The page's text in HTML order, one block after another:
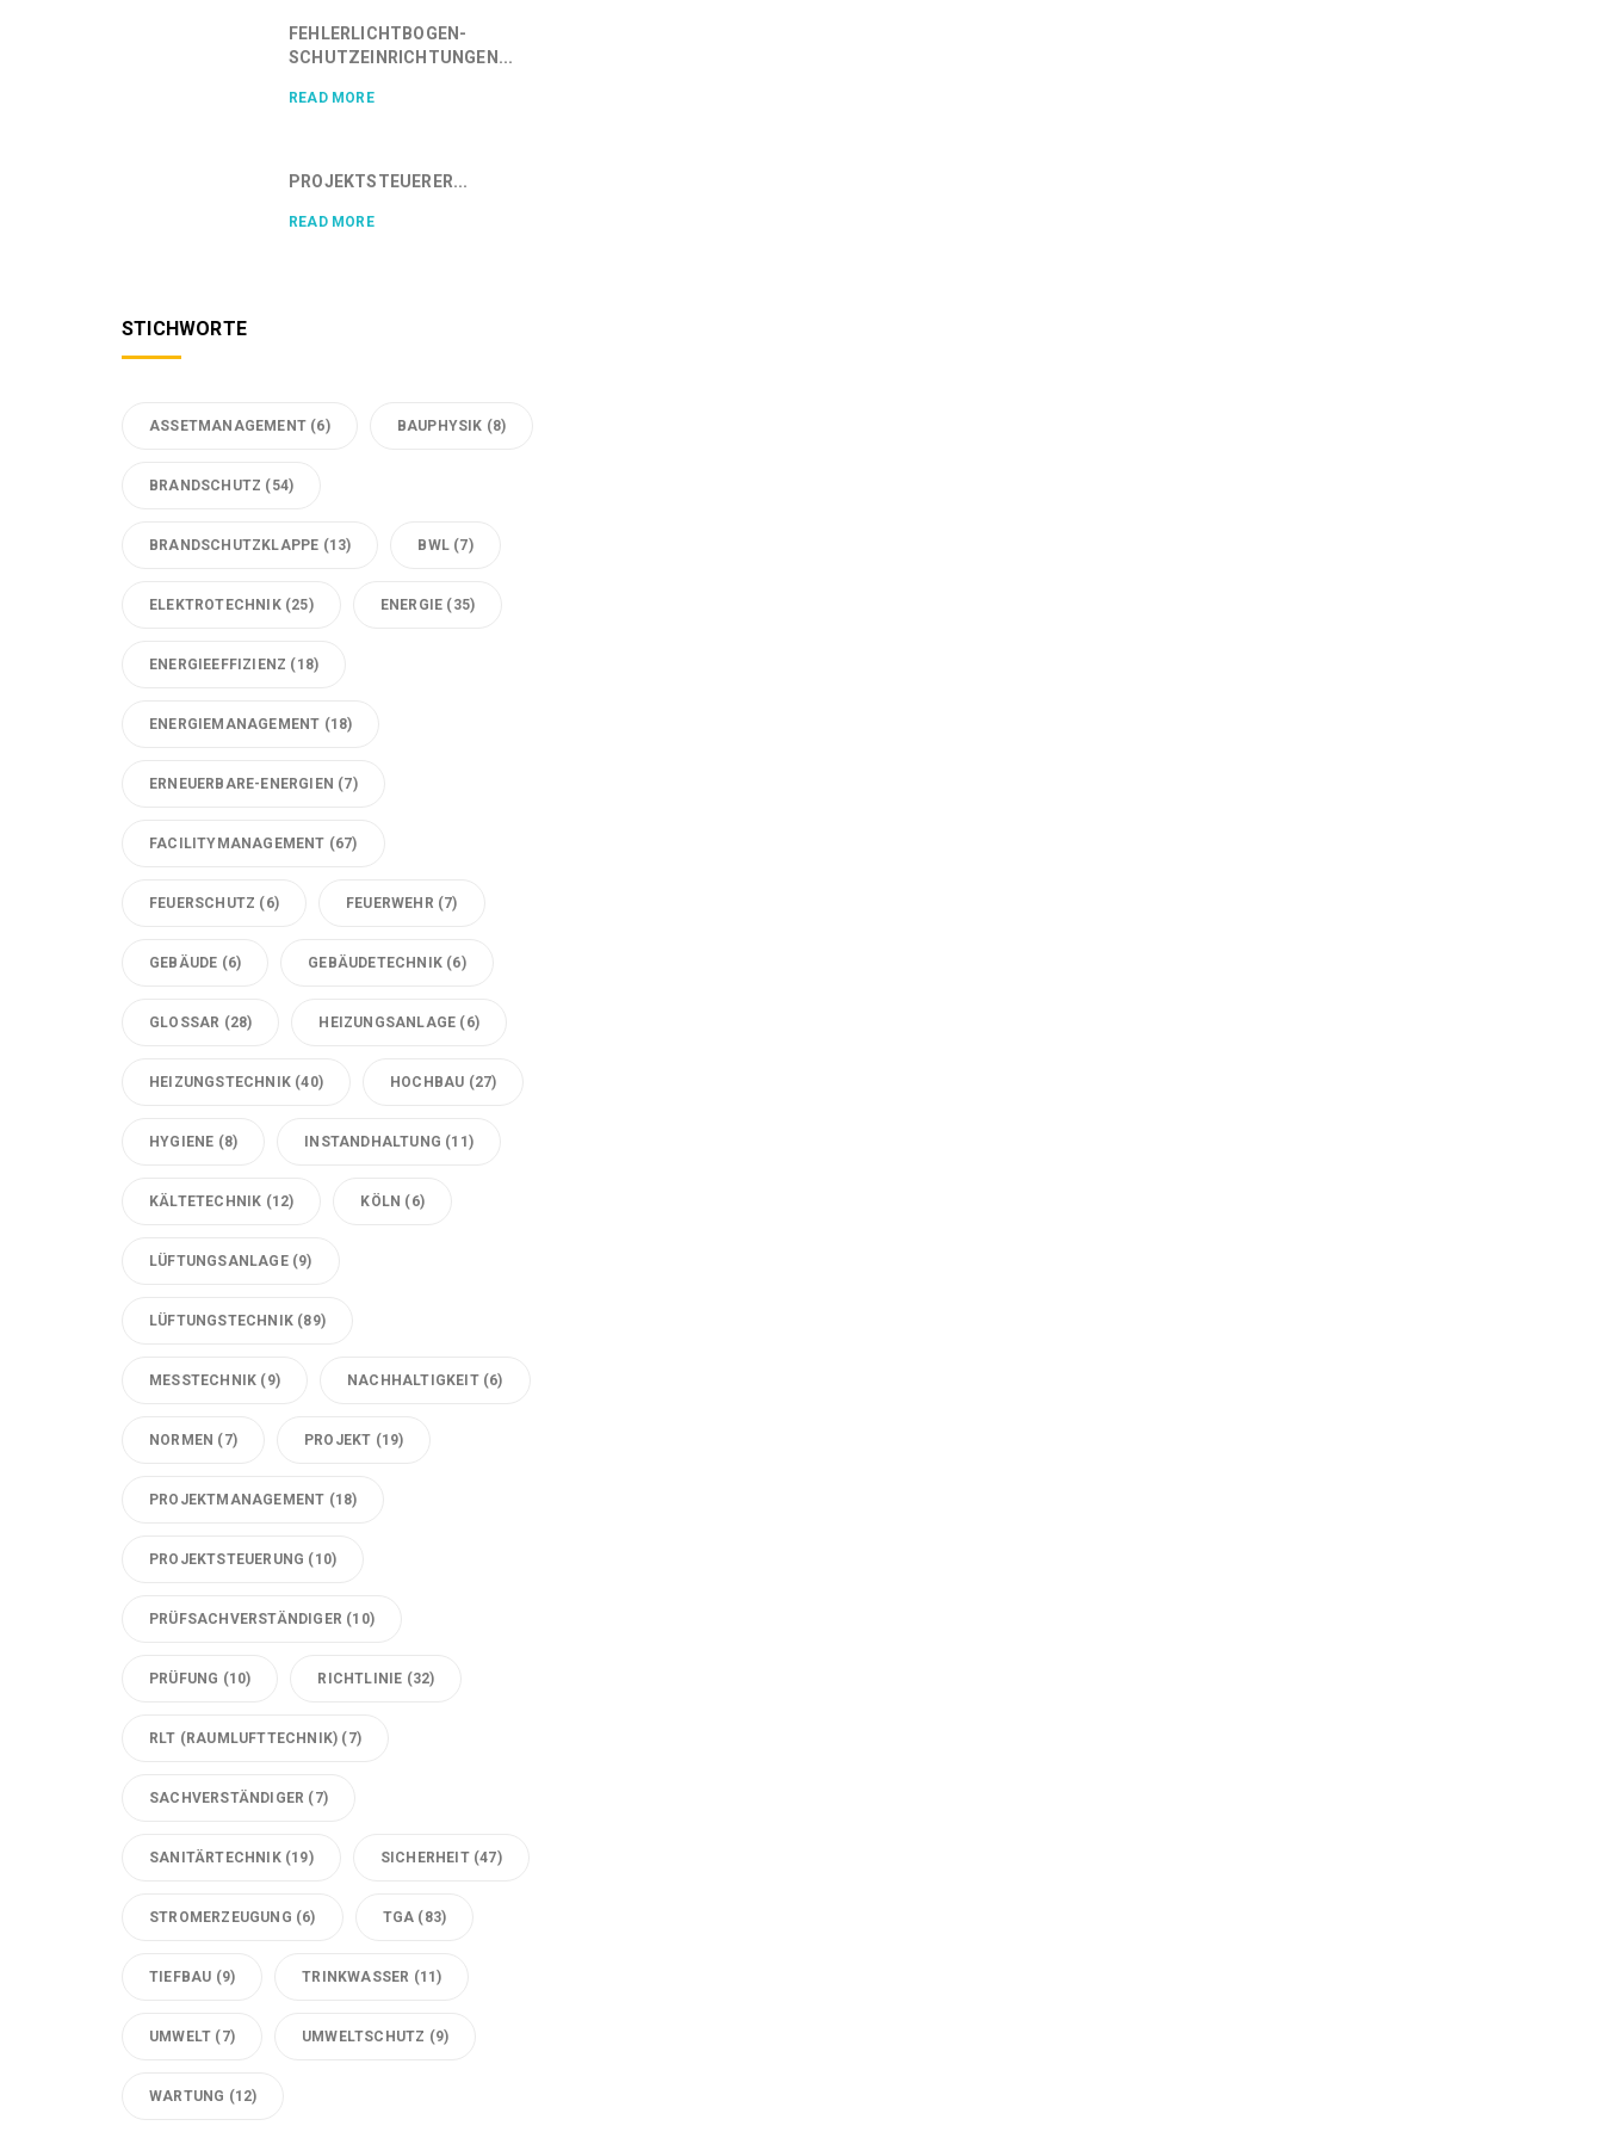
FEHLERLICHTBOGEN-
SCHUTZEINRICHTUNGEN...
READ MORE
PROJEKTSTEUERER...
READ MORE
STICHWORTE
ASSETMANAGEMENT (6) BAUPHYSIK (8)
BRANDSCHUTZ (54)
BRANDSCHUTZKLAPPE (13) BWL (7)
ELEKTROTECHNIK(25) ENERGIE (35)
ENERGIEEFFIZIENZ (18)
ENERGIEMANAGEMENT (18)
ERNEUERBARE-ENERGIEN (7)
FACILITYMANAGEMENT (67)
FEUERSCHUTZ (6) FEUERWEHR (7)
GEBÄUDE (6) GEBÄUDETECHNIK (6)
GLOSSAR (28) HEIZUNGSANLAGE (6)
HEIZUNGSTECHNIK (40) HOCHBAU (27)
HYGIENE (8) INSTANDHALTUNG (11)
KÄLTETECHNIK (12) KÖLN (6)
LÜFTUNGSANLAGE(9)
LÜFTUNGSTECHNIK (89)
MESSTECHNIK (9) NACHHALTIGKEIT(6)
NORMEN (7) PROJEKT (19)
PROJEKTMANAGEMENT (18)
PROJEKTSTEUERUNG (10)
PRÜFSACHVERSTÄNDIGER (10)
PRÜFUNG (10) RICHTLINIE (32)
RLT (RAUMLUFTTECHNIK) (7)
SACHVERSTÄNDIGER (7)
SANITÄRTECHNIK(19) SICHERHEIT(47)
STROMERZEUGUNG (6) TGA (83)
TIEFBAU (9) TRINKWASSER (11)
UMWELT (7) UMWELTSCHUTZ (9)
WARTUNG (12)